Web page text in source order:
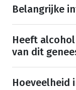
Belangrijke
Heeft
van dit
Hoeveelheid